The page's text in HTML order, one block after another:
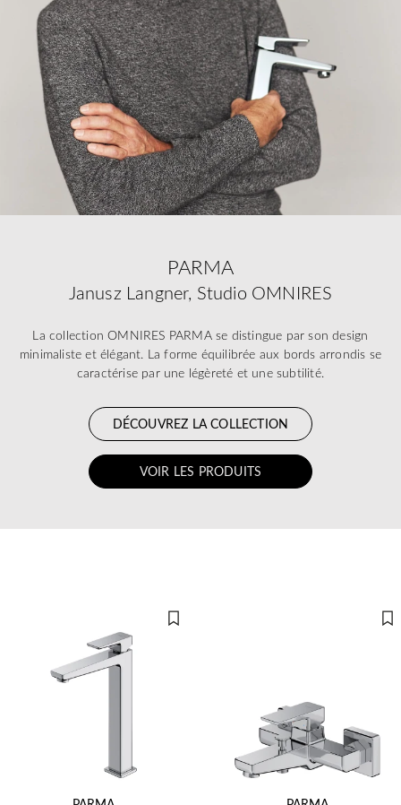
PARMA
Janusz Langner, Studio OMNIRES
La collection OMNIRES PARMA se distingue par son design
minimaliste et élégant. La forme équilibrée aux bords arrondis se
caractérise par une légèreté et une subtilité.
DÉCOUVREZ LA COLLECTION
VOIR LES PRODUITS